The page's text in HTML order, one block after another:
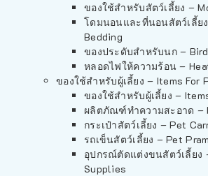
ของใช้สำหรับสัตว์เลี้ยง –
โดมนอนและที่นอนสัตว์เลี้ย
Bedding
ของประดับสำหรับนก –
หลอดไฟให้ความร้อน –
ของใช้สำหรับผู้เลี้ยง – Items For
ของใช้สำหรับผู้เลี้ยง –
ผลิตภัณฑ์ทำความสะอาด –
กระเป๋าสัตว์เลี้ยง – Pet
รถเข็นสัตว์เลี้ยง – Pet
อุปกรณ์ตัดแต่งขนสัตว์เลี้ยง
Supplies